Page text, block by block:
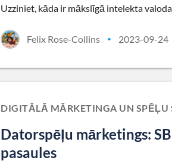
Uzziniet, kāda ir mākslīgā intelekta
Felix Rose-Collins • 2023-09-24
DIGITĀLĀ MĀRKETINGA UN SPĒĻU
Datorspēļu mārketings:
pasaules